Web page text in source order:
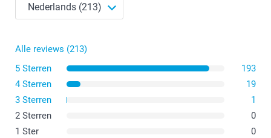
Alle reviews (213)
5 Sterren
193
4 Sterren
19
3 Sterren
1
2 Sterren
0
1 Ster
0